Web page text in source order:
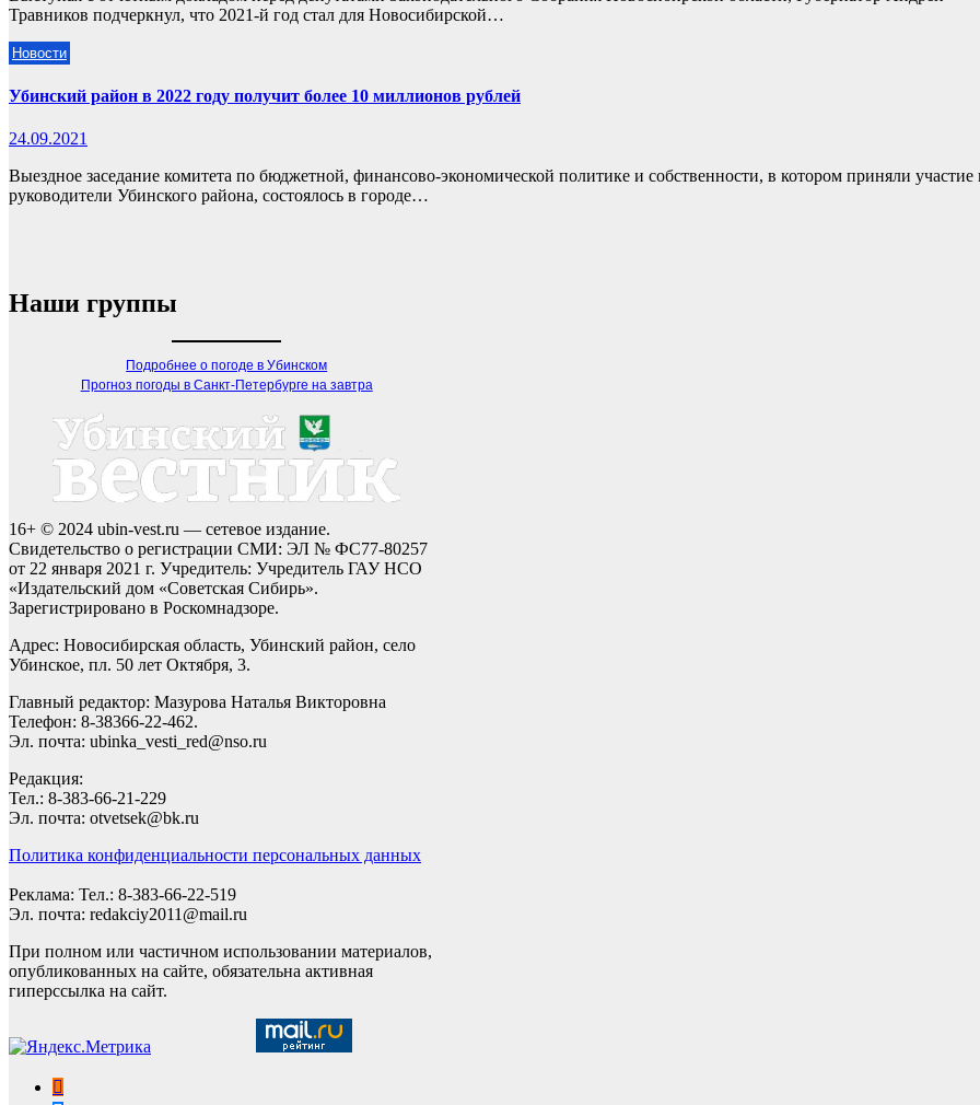
Травников подчеркнул, что 2021-й год стал для Новосибирской…
Новости
Убинский район в 2022 году получит более 10 миллионов рублей
24.09.2021
Выездное заседание комитета по бюджетной, финансово-экономической политике и собственности, в котором приняли участие
руководители Убинского района, состоялось в городе…
Наши группы
Подробнее о погоде в Убинском
Прогноз погоды в Санкт-Петербурге на завтра
16+ © 2024 ubin-vest.ru — сетевое издание.
Свидетельство о регистрации СМИ: ЭЛ № ФС77-80257
от 22 января 2021 г. Учредитель: Учредитель ГАУ НСО
«Издательский дом «Советская Сибирь».
Зарегистрировано в Роскомнадзоре.
Адрес: Новосибирская область, Убинский район, село
Убинское, пл. 50 лет Октября, 3.
Главный редактор: Мазурова Наталья Викторовна
Телефон: 8-38366-22-462.
Эл. почта: ubinka_vesti_red@nso.ru
Редакция:
Тел.: 8-383-66-21-229
Эл. почта: otvetsek@bk.ru
Политика конфиденциальности персональных данных
Реклама: Тел.: 8-383-66-22-519
Эл. почта: redakciy2011@mail.ru
При полном или частичном использовании материалов,
опубликованных на сайте, обязательна активная
гиперссылка на сайт.